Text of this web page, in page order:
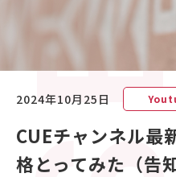
2024年10月25日
CUEチャンネル最
格とってみた（告知